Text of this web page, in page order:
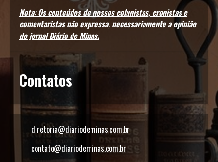
Nota: Os conteúdos de nossos colunistas, cronistas e
comentaristas não expressa, necessariamente a opinião
do jornal Diário de Minas.
Contatos
diretoria@diariodeminas.com.br
contato@diariodeminas.com.br